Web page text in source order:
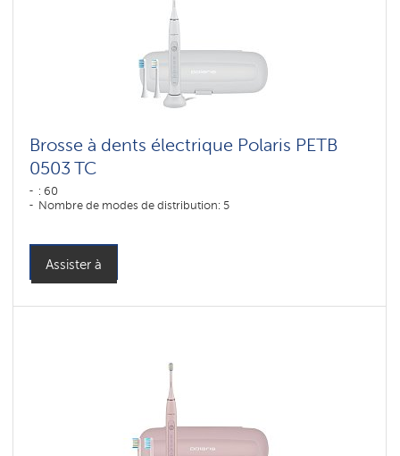
Brosse à dents électrique Polaris PETB
0503 TC
: 60
Nombre de modes de distribution: 5
Assister à